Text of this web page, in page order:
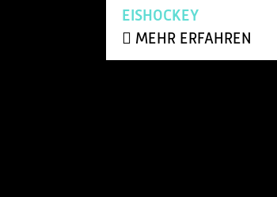
EISHOCKEY
MEHR ERFAHREN